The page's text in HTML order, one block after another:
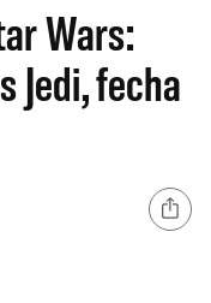
Wars:
Jedi, fecha